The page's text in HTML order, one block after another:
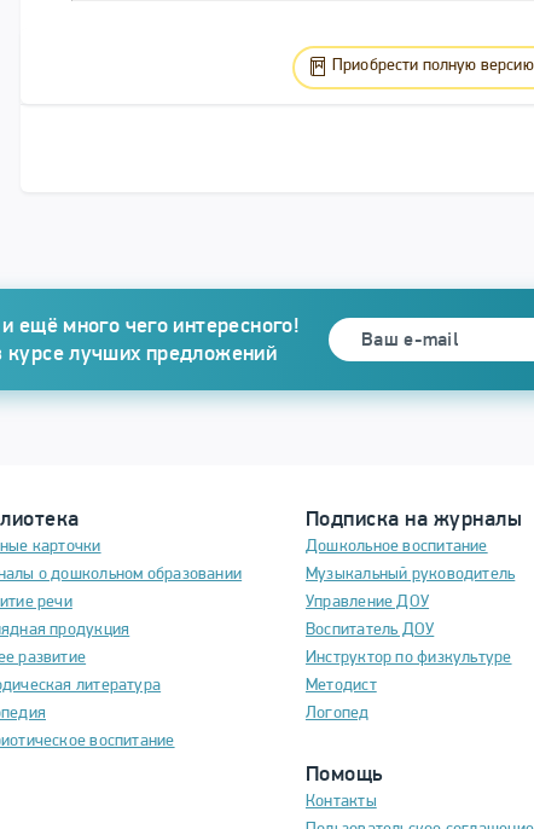
Приобрести полную
ещё много чего интересного!
лучших предложений
карточки
о дошкольном образовании
речи
продукция
развитие
литература
воспитание
Подписка на журналы
Дошкольное воспитание
Музыкальный руководитель
Управление ДОУ
Воспитатель ДОУ
Инструктор по физкультуре
Методист
Логопед
Помощь
Контакты